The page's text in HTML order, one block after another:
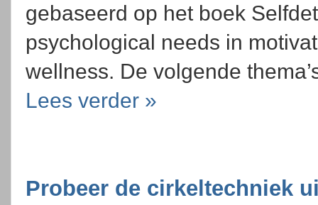
gebaseerd op het boek
psychological needs in
wellness. De volgende
Lees verder »
Probeer de cirkeltechniek